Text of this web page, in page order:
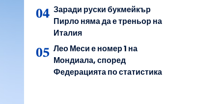
Заради руски букмейкър
Пирло няма да е треньор на
Италия
Лео Меси е номер 1 на
Мондиала, според
Федерацията по статистика